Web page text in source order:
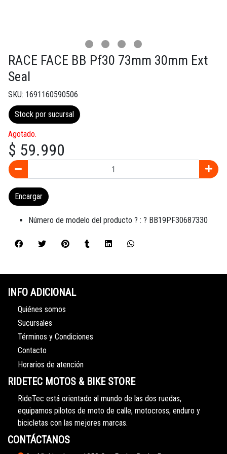
RACE FACE BB Pf30 73mm 30mm Ext
Seal
SKU: 1691160590506
Stock por sucursal
Agotado.
$ 59.990
Encargar
Número de modelo del producto ? : ? BB19PF30687330
INFO ADICIONAL
Quiénes somos
Sucursales
Términos y Condiciones
Contacto
Horarios de atención
RIDETEC MOTOS & BIKE STORE
RideTec está orientado al mundo de las dos ruedas,
equipamos pilotos de moto de calle, motocross, enduro y
bicicletas con las mejores marcas.
CONTÁCTANOS